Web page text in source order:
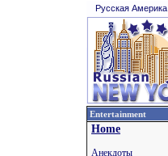
Русская Америка
Entertainment
Home
Анекдоты